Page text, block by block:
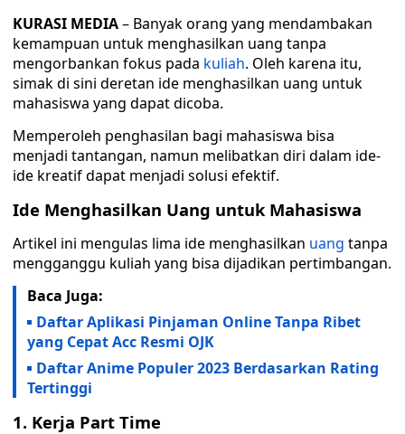
KURASI MEDIA– Banyak orang yang mendambakan
kemampuan untuk menghasilkan uang tanpa
mengorbankan fokus pada kuliah. Oleh karena itu,
simak di sini deretan ide menghasilkan uang untuk
mahasiswa yang dapat dicoba.
Memperoleh penghasilan bagi mahasiswa bisa
menjadi tantangan, namun melibatkan diri dalam ide-
ide kreatif dapat menjadi solusi efektif.
Ide Menghasilkan Uang untuk Mahasiswa
Artikel ini mengulas lima ide menghasilkan uang tanpa
mengganggu kuliah yang bisa dijadikan pertimbangan.
Baca Juga:
Daftar Aplikasi Pinjaman Online Tanpa Ribet
yang Cepat Acc Resmi OJK
Daftar Anime Populer 2023 Berdasarkan Rating
Tertinggi
1. Kerja Part Time